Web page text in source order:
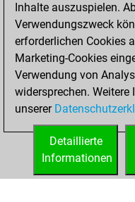
2020
=1 -
Inhalte auszuspielen.
Verwendungszweck
erforderlichen Cookies
Marketing-Cookies
Verwendung von
widersprechen.
unserer
Detaillierte
Informationen